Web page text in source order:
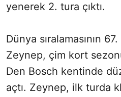
yenerek 2. tura çıktı.
Dünya sıralamasının
Zeynep, çim kort
Den Bosch kentinde
açtı. Zeynep, ilk turda